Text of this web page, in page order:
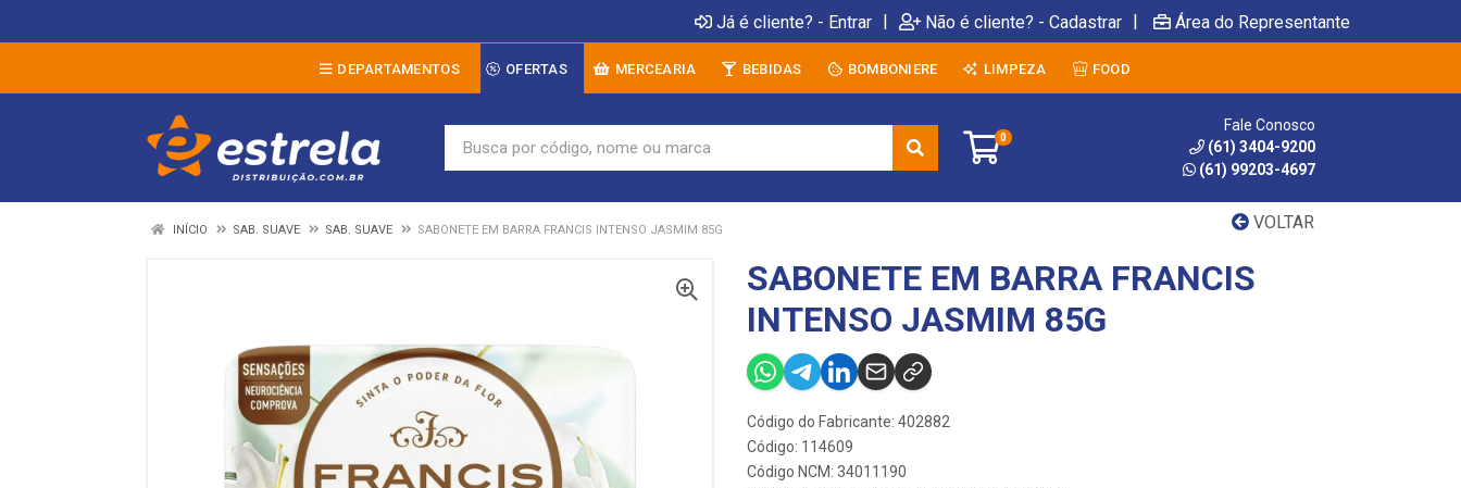
Já é cliente? - Entrar | Não é cliente? - Cadastrar | Área do Representante
DEPARTAMENTOS OFERTAS MERCEARIA BEBIDAS BOMBONIERE LIMPEZA FOOD
0
Fale Conosco
(61) 3404-9200
(61) 99203-4697
VOLTAR
INÍCIO SAB. SUAVE SAB. SUAVE SABONETE EM BARRA FRANCIS INTENSO JASMIM 85G
SABONETE EM BARRA FRANCIS
INTENSO JASMIM 85G
Código do Fabricante: 402882
Código: 114609
Código NCM: 34011190